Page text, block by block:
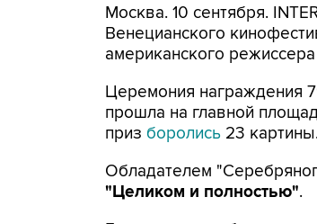
Москва. 10 сентября.
Венецианского
американского режиссера
Церемония награждения
прошла на главной
приз боролись 23
Обладателем
"Целиком и полностью".